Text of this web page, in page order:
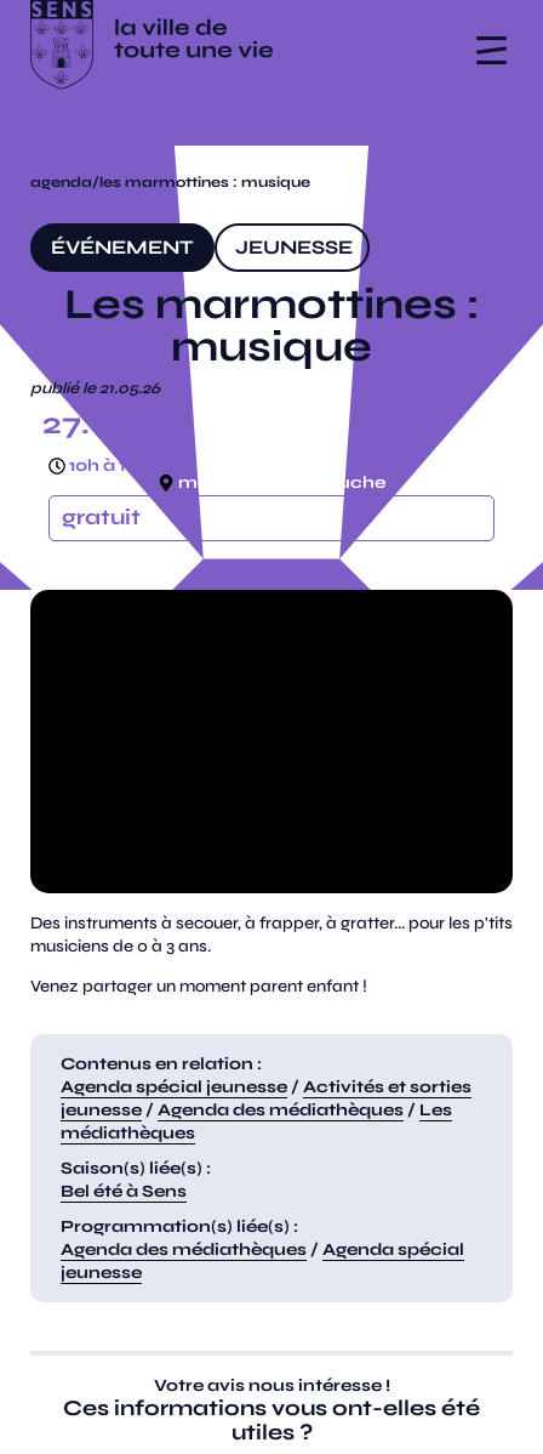
agenda/les marmottines : musique
ÉVÉNEMENT JEUNESSE
Les marmottines :
musique
publié le 21.05.26
27.06.26
10h à 11h
médiathèque, la ruche
gratuit
Des instruments à secouer, à frapper, à gratter... pour les p'tits
musiciens de 0 à 3 ans.
Venez partager un moment parent enfant !
Contenus en relation :
Agenda spécial jeunesse / Activités et sorties
jeunesse / Agenda des médiathèques / Les
médiathèques
Saison(s) liée(s) :
Bel été à Sens
Programmation(s) liée(s) :
Agenda des médiathèques / Agenda spécial
jeunesse
Votre avis nous intéresse !
Ces informations vous ont-elles été
utiles ?